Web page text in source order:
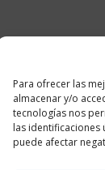
Para ofrecer las
almacenar y/o
tecnologías nos
las identificaciones
puede afectar
de
més